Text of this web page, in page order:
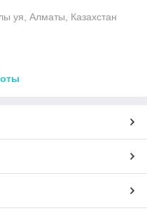
уя, Алматы, Казахстан